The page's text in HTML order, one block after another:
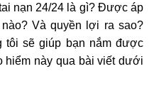
nạn 24/24 là gì? Được áp
Và quyền lợi ra sao?
tôi sẽ giúp bạn nắm được
hiểm này qua bài viết dưới